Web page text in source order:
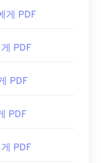
릭하면 자동으
MuPDF를
_문서_포맷
게 PDF
PDF
PDF
PDF
PDF